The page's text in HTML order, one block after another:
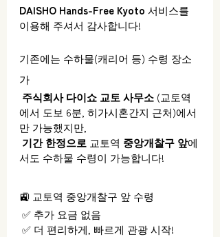
DAISHO Hands-Free Kyoto 서비스를
이용해 주셔서 감사합니다!
기존에는 수하물(캐리어 등) 수령 장소
가
주식회사 다이쇼 교토 사무소 (교토역
에서 도보 6분, 히가시혼간지 근처)에서
만 가능했지만,
기간 한정으로 교토역 중앙개찰구 앞에
서도 수하물 수령이 가능합니다!
🚉 교토역 중앙개찰구 앞 수령
✅ 추가 요금 없음
✅ 더 편리하게, 빠르게 관광 시작!